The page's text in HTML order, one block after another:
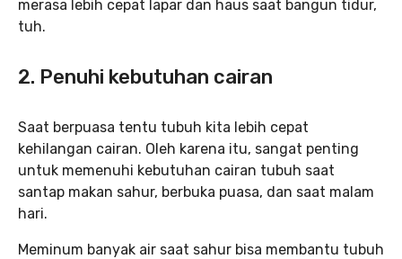
merasa lebih cepat lapar dan haus saat bangun tidur,
tuh.
2. Penuhi kebutuhan cairan
Saat berpuasa tentu tubuh kita lebih cepat
kehilangan cairan. Oleh karena itu, sangat penting
untuk memenuhi kebutuhan cairan tubuh saat
santap makan sahur, berbuka puasa, dan saat malam
hari.
Meminum banyak air saat sahur bisa membantu tubuh